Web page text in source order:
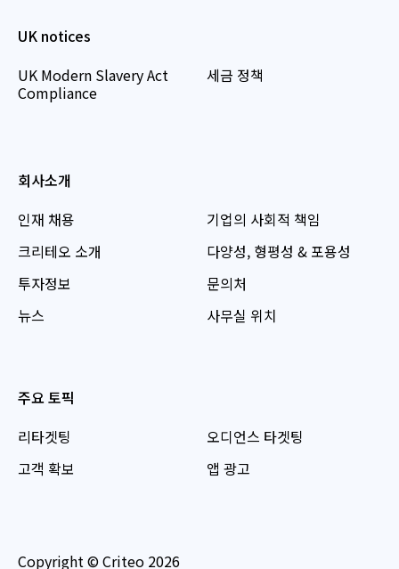
UK notices
UK Modern Slavery Act
Compliance
세금 정책
회사소개
인재 채용
크리테오 소개
투자정보
뉴스
기업의 사회적 책임
다양성, 형평성 & 포용성
문의처
사무실 위치
주요 토픽
리타겟팅
고객 확보
오디언스 타겟팅
앱 광고
Copyright © Criteo 2026